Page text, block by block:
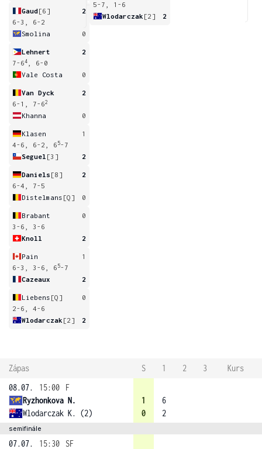
Gaud[6]
2
6-3, 6-2
Smolina
0
Lehnert
2
7-64
, 6-0
Vale Costa
0
Van Dyck
2
6-1, 7-62
Khanna 0
Klasen
1
4-6, 6-2, 6 5-7
Seguel [3] 2
Daniels [8]
2
6-4, 7-5
Distelmans [Q] 0
Brabant
0
3-6, 3-6
Knoll
2
Pain
1
6-3, 3-6, 6 5-7
Cazeaux
2
Liebens [Q]
0
2-6, 4-6
Wlodarczak [2] 2
5-7, 1-6
Wlodarczak [2] 2
Zápas S 1 2 3
Kurs
08.07.
15:00
F
Ryzhonkova N.
Wlodarczak K. (2)
1
0
6
2
semifinále
07.07. 15:30
SF